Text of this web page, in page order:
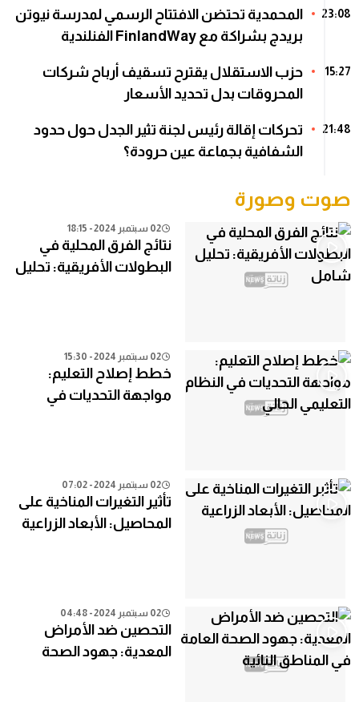
23:08
المحمدية تحتضن الافتتاح الرسمي لمدرسة نيوتن
بريدج بشراكة مع FinlandWay الفنلندية
15:27
حزب الاستقلال يقترح تسقيف أرباح شركات
المحروقات بدل تحديد الأسعار
21:48
تحركات إقالة رئيس لجنة تثير الجدل حول حدود
الشفافية بجماعة عين حرودة؟
صوت وصورة
02 سبتمبر 2024 - 18:15
نتائج الفرق المحلية في
البطولات الأفريقية: تحليل
02 سبتمبر 2024 - 15:30
خطط إصلاح التعليم:
مواجهة التحديات في
02 سبتمبر 2024 - 07:02
تأثير التغيرات المناخية على
المحاصيل: الأبعاد الزراعية
02 سبتمبر 2024 - 04:48
التحصين ضد الأمراض
المعدية: جهود الصحة